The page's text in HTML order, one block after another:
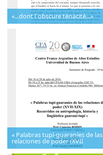
«...dont l`obscure ténacité...»
« Palabras tupí-guaraníes de las
relaciones de poder (XVII